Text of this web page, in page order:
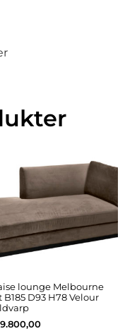
lounge Melbourne
B185 D93 H78 Velour